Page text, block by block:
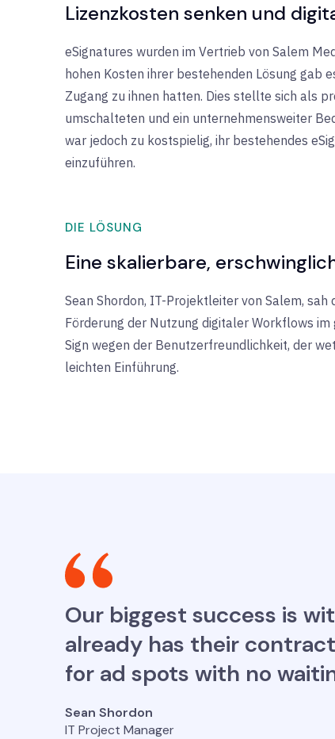
Lizenzkosten senken und
eSignatures wurden im Vertrieb von Salem
hohen Kosten ihrer bestehenden Lösung gab
Zugang zu ihnen hatten. Dies stellte sich als
umschalteten und ein unternehmensweiter
war jedoch zu kostspielig, ihr bestehendes
einzuführen.
DIE LÖSUNG
Eine skalierbare,
Sean Shordon, IT-Projektleiter von Salem,
Förderung der Nutzung digitaler Workflows
Sign wegen der Benutzerfreundlichkeit, der
leichten Einführung.
Our biggest success is
already has their
for ad spots with no
Sean Shordon
IT Project Manager